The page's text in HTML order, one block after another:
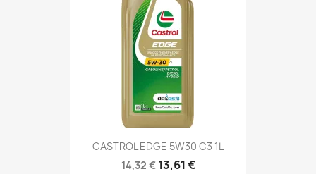
CASTROL EDGE 5W30 C3 1L
14,32 € 13,61 €